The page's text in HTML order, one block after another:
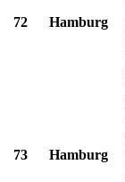
72 Hamburg
73 Hamburg